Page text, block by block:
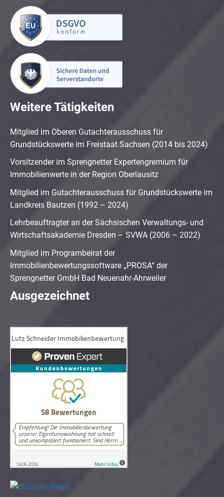
Weitere Tätigkeiten
Mitglied im Oberen Gutachterausschuss für
Grundstückswerte im Freistaat Sachsen (2014 bis 2024)
Vorsitzender im Sprengnetter Expertengremium für
Immobilienwerte in der Region Oberlausitz
Mitglied im Gutachterausschuss für Grundstückswerte im
Landkreis Bautzen (1992 – 2024)
Lehrbeauftragter an der Sächsischen Verwaltungs- und
Wirtschaftsakademie Dresden – SVWA (2006 – 2022)
Mitglied im Programbeirat der
Immobilienbewertungssoftware „PROSA“ der
Sprengnetter GmbH Bad Neuenahr-Ahrweiler
Ausgezeichnet